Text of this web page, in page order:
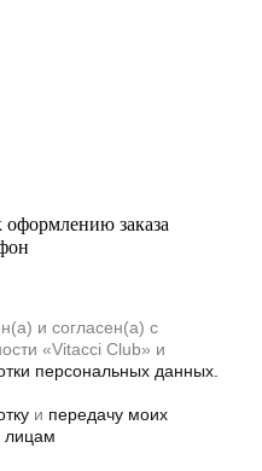
оформлению заказа
и согласен(а) с
«Vitacci Club» и
персональных данных.
и передачу моих
лицам